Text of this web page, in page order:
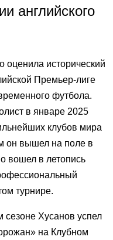
английского
исторический
Премьер-лиге
футбола.
в январе 2025
клубов мира
он вышел на поле в
вошел в летопись
турнире.
Хусанов успел
на Клубном